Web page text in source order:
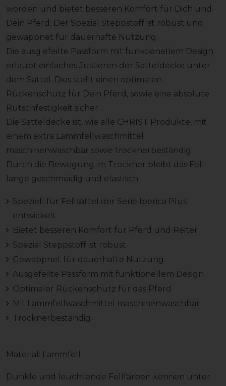
worden und bietet besseren Komfort für Dich und
Dein Pferd. Der Spezial Steppstoff ist robust und
gewappnet für dauerhafte Nutzung.
Die ausg efeilte Passform mit funktionellem Design
erlaubt einfaches Justieren der Satteldecke unter
dem Sattel. Dies stellt einen optimalen
Rückenschutz für Dein Pferd, sowie eine absolute
Rutschfestigkeit sicher.
Die Satteldecke ist, wie alle CHRIST Produkte, mit
einem extra Lammfellwaschmittel
maschinenwaschbar sowie trocknerbeständig.
Durch die Bewegung im Trockner bleibt das Fell
lange geschmeidig und elastisch.
Speziell für Fellsättel der Serie Iberica Plus
entwickelt
Bietet besseren Komfort für Pferd und Reiter
Spezial Steppstoff ist robust
Gewappnet für dauerhafte Nutzung
Ausgefeilte Passform mit funktionellem Design
Optimaler Rückenschutz für das Pferd
Mit Lammfellwaschmittel maschinenwaschbar
Trocknerbeständig
Material: Lammfell
Dunkle und leuchtende Fellfarben können unter